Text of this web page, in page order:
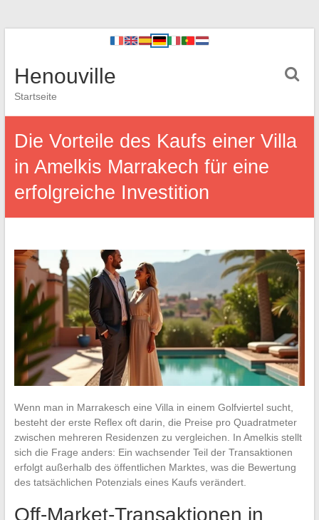
Henouville
Startseite
Die Vorteile des Kaufs einer Villa
in Amelkis Marrakech für eine
erfolgreiche Investition
Wenn man in Marrakesch eine Villa in einem Golfviertel sucht,
besteht der erste Reflex oft darin, die Preise pro Quadratmeter
zwischen mehreren Residenzen zu vergleichen. In Amelkis stellt
sich die Frage anders: Ein wachsender Teil der Transaktionen
erfolgt außerhalb des öffentlichen Marktes, was die Bewertung
des tatsächlichen Potenzials eines Kaufs verändert.
Off-Market-Transaktionen in